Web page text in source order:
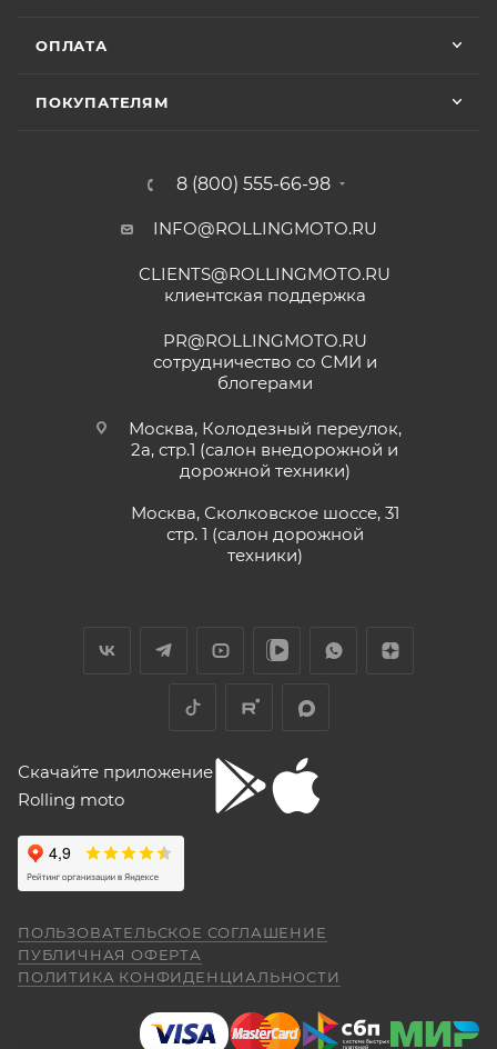
ОПЛАТА
ПОКУПАТЕЛЯМ
8 (800) 555-66-98
INFO@ROLLINGMOTO.RU
CLIENTS@ROLLINGMOTO.RU
клиентская поддержка
PR@ROLLINGMOTO.RU
сотрудничество со СМИ и
блогерами
Москва, Колодезный переулок,
2а, стр.1 (салон внедорожной и
дорожной техники)
Москва, Сколковское шоссе, 31
стр. 1 (салон дорожной
техники)
Скачайте приложение
Rolling moto
ПОЛЬЗОВАТЕЛЬСКОЕ СОГЛАШЕНИЕ
ПУБЛИЧНАЯ ОФЕРТА
ПОЛИТИКА КОНФИДЕНЦИАЛЬНОСТИ